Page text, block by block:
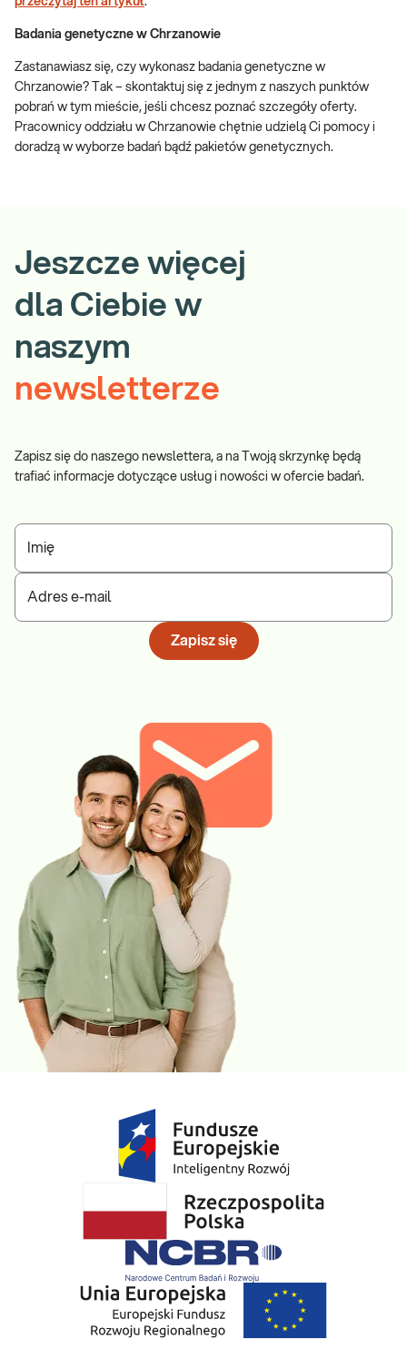
Badania genetyczne w Chrzanowie
Zastanawiasz się, czy wykonasz badania genetyczne w
Chrzanowie? Tak – skontaktuj się z jednym z naszych punktów
pobrań w tym mieście, jeśli chcesz poznać szczegóły oferty.
Pracownicy oddziału w Chrzanowie chętnie udzielą Ci pomocy i
doradzą w wyborze badań bądź pakietów genetycznych.
Jeszcze więcej
dla Ciebie w
naszym
newsletterze
Zapisz się do naszego newslettera, a na Twoją skrzynkę będą
trafiać informacje dotyczące usług i nowości w ofercie badań.
Imię
Adres e-mail
Zapisz się